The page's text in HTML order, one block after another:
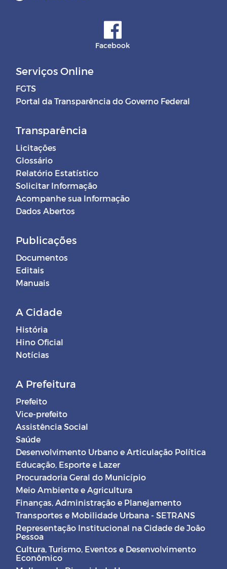
Facebook
Serviços Online
FGTS
Portal da Transparência do Governo Federal
Transparência
Licitações
Glossário
Relatório Estatístico
Solicitar Informação
Acompanhe sua Informação
Dados Abertos
Publicações
Documentos
Editais
Manuais
A Cidade
História
Hino Oficial
Notícias
A Prefeitura
Prefeito
Vice-prefeito
Assistência Social
Saúde
Desenvolvimento Urbano e Articulação Política
Educação, Esporte e Lazer
Procuradoria Geral do Município
Meio Ambiente e Agricultura
Finanças, Administração e Planejamento
Transportes e Mobilidade Urbana - SETRANS
Representação Institucional na Cidade de João
Pessoa
Cultura, Turismo, Eventos e Desenvolvimento
Econômico